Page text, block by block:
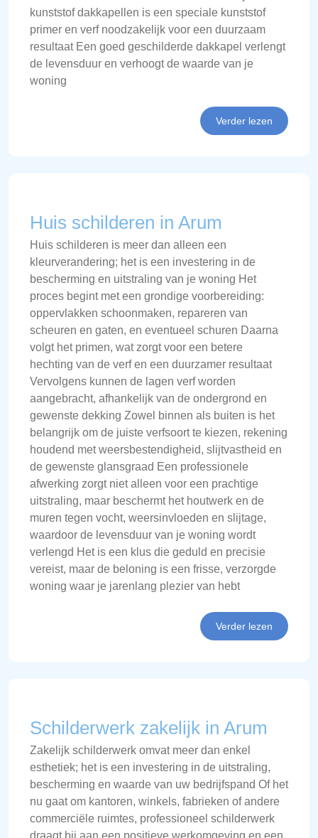
kunststof dakkapellen is een speciale kunststof
primer en verf noodzakelijk voor een duurzaam
resultaat Een goed geschilderde dakkapel verlengt
de levensduur en verhoogt de waarde van je
woning
Verder lezen
Huis schilderen in Arum
Huis schilderen is meer dan alleen een
kleurverandering; het is een investering in de
bescherming en uitstraling van je woning Het
proces begint met een grondige voorbereiding:
oppervlakken schoonmaken, repareren van
scheuren en gaten, en eventueel schuren Daarna
volgt het primen, wat zorgt voor een betere
hechting van de verf en een duurzamer resultaat
Vervolgens kunnen de lagen verf worden
aangebracht, afhankelijk van de ondergrond en
gewenste dekking Zowel binnen als buiten is het
belangrijk om de juiste verfsoort te kiezen, rekening
houdend met weersbestendigheid, slijtvastheid en
de gewenste glansgraad Een professionele
afwerking zorgt niet alleen voor een prachtige
uitstraling, maar beschermt het houtwerk en de
muren tegen vocht, weersinvloeden en slijtage,
waardoor de levensduur van je woning wordt
verlengd Het is een klus die geduld en precisie
vereist, maar de beloning is een frisse, verzorgde
woning waar je jarenlang plezier van hebt
Verder lezen
Schilderwerk zakelijk in Arum
Zakelijk schilderwerk omvat meer dan enkel
esthetiek; het is een investering in de uitstraling,
bescherming en waarde van uw bedrijfspand Of het
nu gaat om kantoren, winkels, fabrieken of andere
commerciële ruimtes, professioneel schilderwerk
draagt bij aan een positieve werkomgeving en een